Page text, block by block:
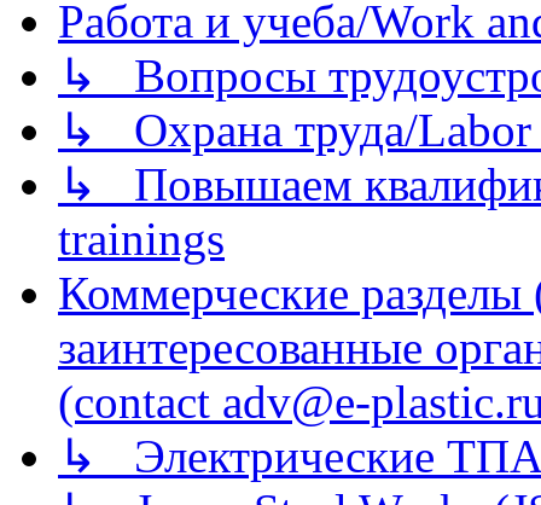
Работа и учеба/Work
↳ Вопросы
↳ Охрана труда/Labor
↳ Повышаем
trainings
Коммерческие
заинтересованные
(contact adv@e-
↳ Электрические